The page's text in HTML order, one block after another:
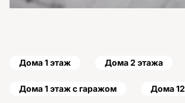
Дома 1 этаж Дома 2 этажа
Дома 1 этаж с гаражом Дома